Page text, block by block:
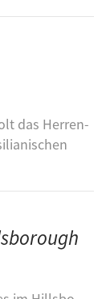
das Her­ren­